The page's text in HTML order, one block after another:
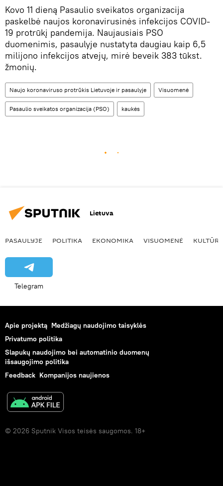
Kovo 11 dieną Pasaulio sveikatos organizacija
paskelbė naujos koronavirusinės infekcijos COVID-
19 protrūkį pandemija. Naujausiais PSO
duomenimis, pasaulyje nustatyta daugiau kaip 6,5
milijono infekcijos atvejų, mirė beveik 383 tūkst.
žmonių.
Naujo koronaviruso protrūkis Lietuvoje ir pasaulyje Visuomenė
Pasaulio sveikatos organizacija (PSO) kaukės
Lietuva
PASAULYJE POLITIKA EKONOMIKA VISUOMENĖ KULTŪRA
Telegram
Apie projektą Medžiagų naudojimo taisyklės
Privatumo politika
Slapukų naudojimo bei automatinio duomenų
išsaugojimo politika
Feedback Kompanijos naujienos
© 2026 Sputnik Visos teisės saugomos. 18+